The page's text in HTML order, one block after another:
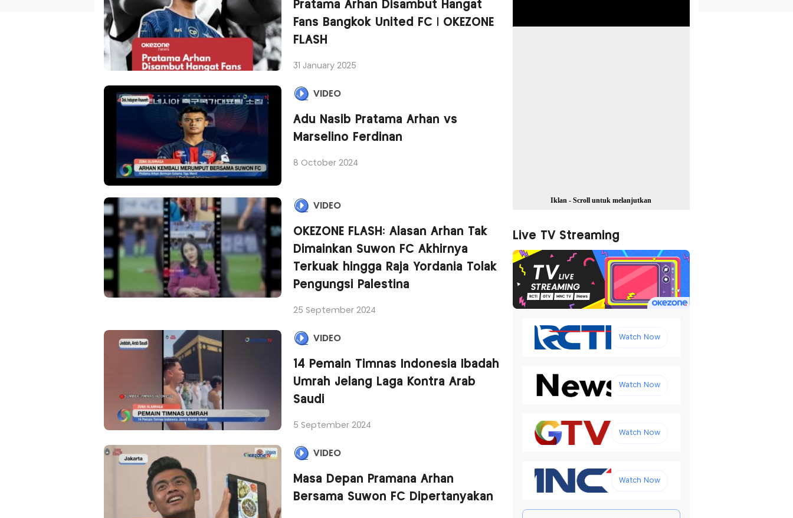
Pratama Arhan Disambut Hangat
Fans Bangkok United FC | OKEZONE
FLASH
31 January 2025
VIDEO
Adu Nasib Pratama Arhan vs
Marselino Ferdinan
8 October 2024
VIDEO
OKEZONE FLASH: Alasan Arhan Tak
Dimainkan Suwon FC Akhirnya
Terkuak hingga Raja Yordania Tolak
Pengungsi Palestina
25 September 2024
VIDEO
14 Pemain Timnas Indonesia Ibadah
Umrah Jelang Laga Kontra Arab
Saudi
5 September 2024
VIDEO
Masa Depan Pramana Arhan
Bersama Suwon FC Dipertanyakan
Iklan - Scroll untuk melanjutkan
Live TV Streaming
Watch Now
Watch Now
Watch Now
Watch Now